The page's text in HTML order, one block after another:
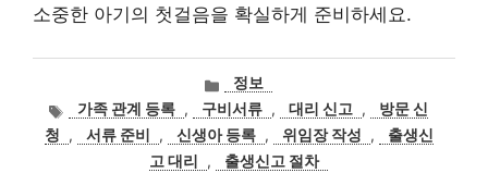
소중한 아기의 첫걸음을 확실하게 준비하세요.
카
테
고
리
정보
태가족 관계 등록 , 구비서류 , 대리 신고 ,
방문 신
청
, 서류 준비 , 신생아 등록 , 위임장 작성 ,
출생신
고 대리
, 출생신고 절차